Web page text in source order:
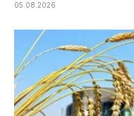
05.08.2026